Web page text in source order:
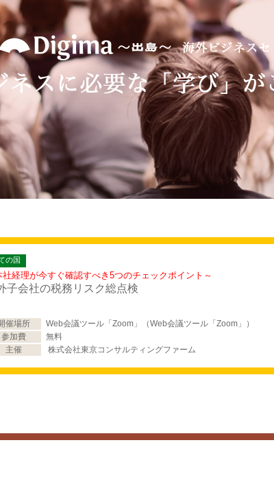
の国
社経理が今すぐ確認すべき5つのチェックポイント～
子会社の税務リスク総点検
催場所
Web会議ツール「Zoom」（Web会議ツール「Zoom」）
参加費
無料
主催
株式会社東京コンサルティングファーム